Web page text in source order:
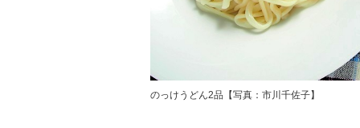
のっけうどん2品【写真：市川千佐子】